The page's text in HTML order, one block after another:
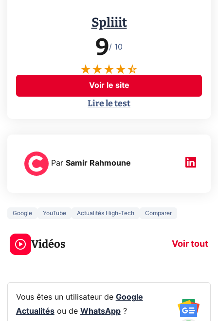
Spliiit
9/ 10
Voir le site
Lire le test
Par Samir Rahmoune
Google YouTube Actualités High-Tech Comparer
Vidéos Voir tout
3 écrans en 1 pour
319€ ? Voici L'AOC
CQ32G4ZA !
5
prochaine
Vous êtes un utilisateur de Google
Actualitésou de WhatsApp?